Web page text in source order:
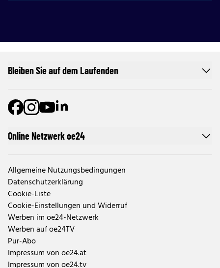
Online Netzwerk oe24
Allgemeine Nutzungsbedingungen
Datenschutzerklärung
Cookie-Liste
Cookie-Einstellungen und Widerruf
Werben im oe24-Netzwerk
Werben auf oe24TV
Pur-Abo
Impressum von oe24.at
Impressum von oe24.tv
Bleiben Sie auf dem Laufenden